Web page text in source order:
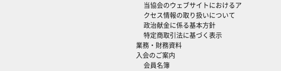
当協会のウェブサイトにおけるア
クセス情報の取り扱いについて
政治献金に係る基本方針
特定商取引法に基づく表示
業務・財務資料
入会のご案内
会員名簿